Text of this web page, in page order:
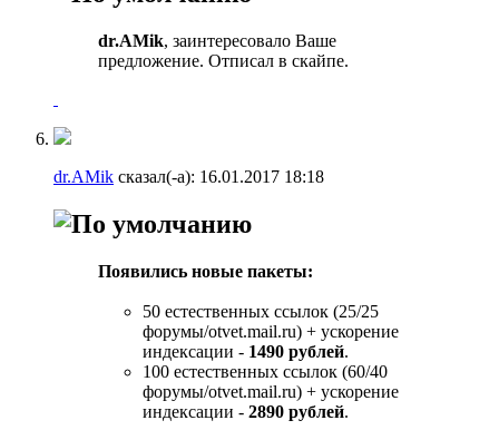
dr.AMik, заинтересовало Ваше
предложение. Отписал в скайпе.
dr.AMik сказал(-а): 16.01.2017 18:18
Появились новые пакеты:
50 естественных ссылок (25/25
форумы/otvet.mail.ru) + ускорение
индексации - 1490 рублей.
100 естественных ссылок (60/40
форумы/otvet.mail.ru) + ускорение
индексации - 2890 рублей.